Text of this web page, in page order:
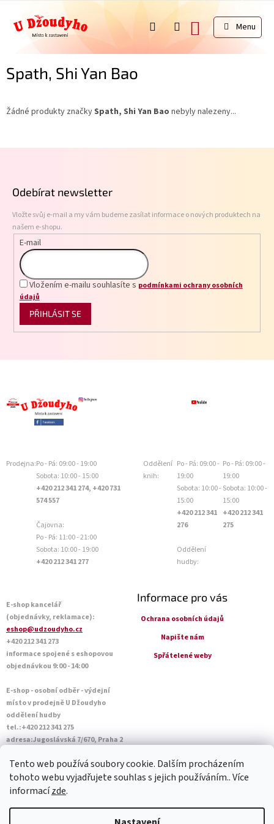
Tento web používá soubory cookie. Dalším procházením
tohoto webu vyjadřujete souhlas s jejich používáním.. Více
informacízde.
obsah
NÁKUPNÍ
KOŠÍK
Spath, Shi Yan Bao
Žádné produkty značkySpath, Shi Yan Bao nebyly nalezeny...
Odebírat newsletter
Vložte svůj e-mail a my vám budeme zasílat informace o nových produktech na
našem e-shopu.
E-mail
Vložením e-mailu souhlasíte s podmínkami ochrany osobních
údajů
PŘIHLÁSIT SE
Prodejna:Po - Pá: 09:00 - 19:00
Sobota: 10:00 - 15:00
+420 212 341 274, +420 731
574 557
Čajovna:
Po - Pá: 11:00 - 21:00
Sobota: 10:00 - 19:00
+420 212 341 277
Oddělení
knih:
Po - Pá: 09:00 -
19:00
Sobota: 10:00 -
15:00
+420 212 341
276
Oddělení
hudby:
Po - Pá: 09:00 -
19:00
Sobota: 10:00 -
15:00
+420 212 341
275
E-shop kancelář
(objednávky, reklamace):
eshop@udzoudyho.cz
+420 212 341 273
informace spojené s eshopovou
objednávkou 9:00 - 14:00
E-shop - osobní odběr - výdejní
místo v prodejně U Džoudyho
oddělení hudby
tel.:+420 212 341 275
adresa:Jugoslávská 7/670, Praha 2
Sobota: 10:00 - 14:45
Informace pro vás
Ochrana osobních údajů
Napište nám
Spřátelené weby